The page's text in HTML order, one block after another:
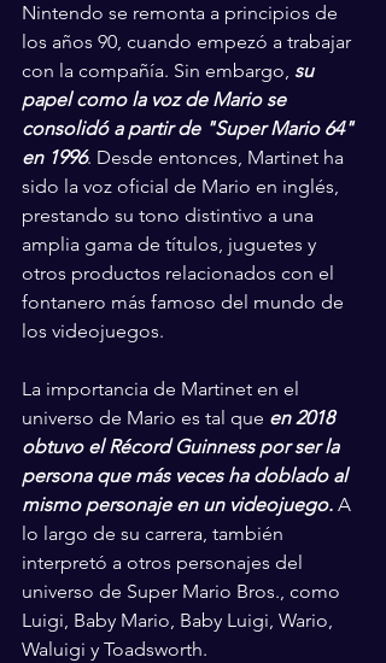
Nintendo se remonta a principios de
los años 90, cuando empezó a trabajar
con la compañía. Sin embargo, su
papel como la voz de Mario se
consolidó a partir de "Super Mario 64"
en 1996. Desde entonces, Martinet ha
sido la voz oficial de Mario en inglés,
prestando su tono distintivo a una
amplia gama de títulos, juguetes y
otros productos relacionados con el
fontanero más famoso del mundo de
los videojuegos.
La importancia de Martinet en el
universo de Mario es tal que en 2018
obtuvo el Récord Guinness por ser la
persona que más veces ha doblado al
mismo personaje en un videojuego. A
lo largo de su carrera, también
interpretó a otros personajes del
universo de Super Mario Bros., como
Luigi, Baby Mario, Baby Luigi, Wario,
Waluigi y Toadsworth.